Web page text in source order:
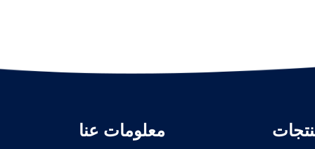
معلومات عنا